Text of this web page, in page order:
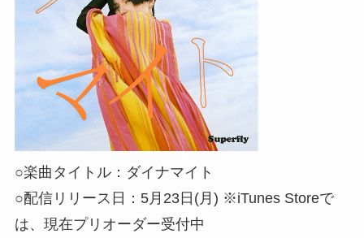
○楽曲タイトル：ダイナマイト
○配信リリース日：5月23日(月) ※iTunes Storeで
は、現在プリオーダー受付中